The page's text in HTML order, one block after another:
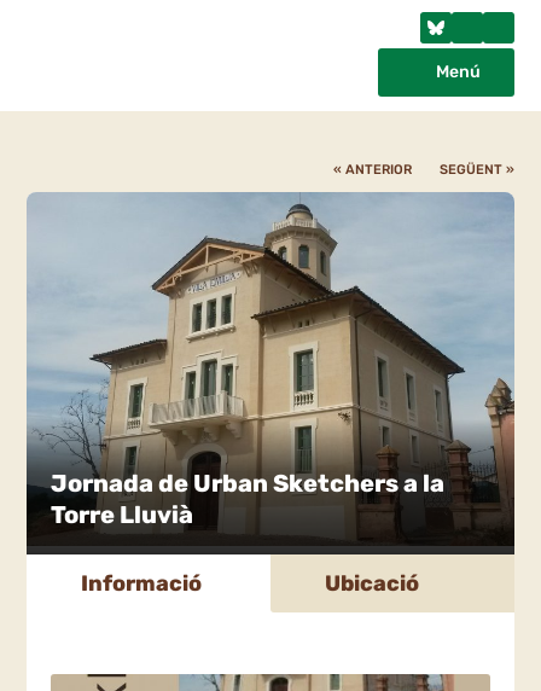
Menú
« ANTERIOR SEGÜENT »
Jornada de Urban Sketchers a la
Torre Lluvià
Informació Ubicació